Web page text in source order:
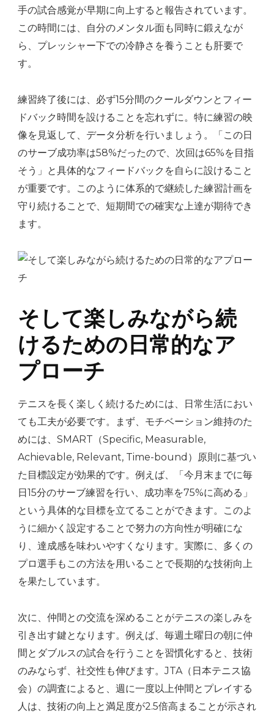
手の試合感覚が早期に向上すると報告されています。
この時間には、自分のメンタル面も同時に鍛えなが
ら、プレッシャー下での冷静さを養うことも肝要で
す。
練習終了後には、必ず15分間のクールダウンとフィー
ドバック時間を設けることを忘れずに。特に練習の映
像を見返して、データ分析を行いましょう。「この日
のサーブ成功率は58%だったので、次回は65%を目指
そう」と具体的なフィードバックを自らに設けること
が重要です。このように体系的で継続した練習計画を
守り続けることで、短期間での確実な上達が期待でき
ます。
そして楽しみながら続
けるための日常的なア
プローチ
テニスを長く楽しく続けるためには、日常生活におい
ても工夫が必要です。まず、モチベーション維持のた
めには、SMART（Specific, Measurable,
Achievable, Relevant, Time-bound）原則に基づい
た目標設定が効果的です。例えば、「今月末までに毎
日15分のサーブ練習を行い、成功率を75%に高める」
という具体的な目標を立てることができます。このよ
うに細かく設定することで努力の方向性が明確にな
り、達成感を味わいやすくなります。実際に、多くの
プロ選手もこの方法を用いることで長期的な技術向上
を果たしています。
次に、仲間との交流を深めることがテニスの楽しみを
引き出す鍵となります。例えば、毎週土曜日の朝に仲
間とダブルスの試合を行うことを習慣化すると、技術
のみならず、社交性も伸びます。JTA（日本テニス協
会）の調査によると、週に一度以上仲間とプレイする
人は、技術の向上と満足度が2.5倍高まることが示され